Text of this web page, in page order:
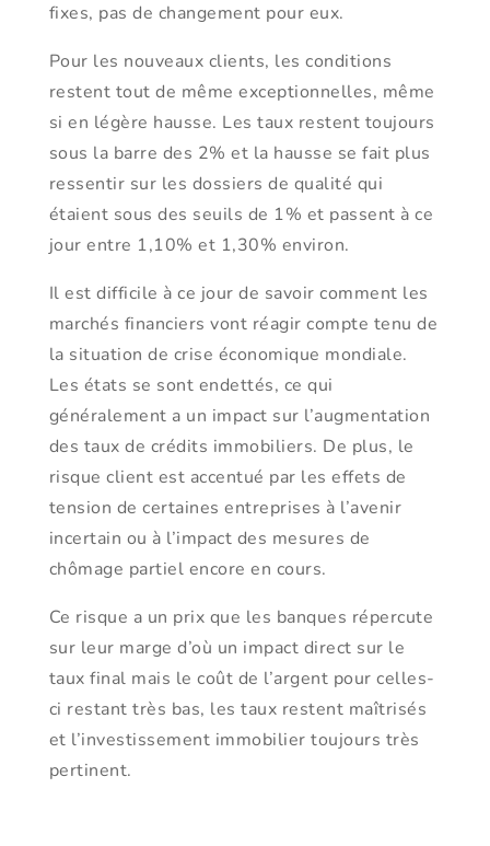
fixes, pas de changement pour eux.
Pour les nouveaux clients, les conditions
restent tout de même exceptionnelles, même
si en légère hausse. Les taux restent toujours
sous la barre des 2% et la hausse se fait plus
ressentir sur les dossiers de qualité qui
étaient sous des seuils de 1% et passent à ce
jour entre 1,10% et 1,30% environ.
Il est difficile à ce jour de savoir comment les
marchés financiers vont réagir compte tenu de
la situation de crise économique mondiale.
Les états se sont endettés, ce qui
généralement a un impact sur l’augmentation
des taux de crédits immobiliers. De plus, le
risque client est accentué par les effets de
tension de certaines entreprises à l’avenir
incertain ou à l’impact des mesures de
chômage partiel encore en cours.
Ce risque a un prix que les banques répercute
sur leur marge d’où un impact direct sur le
taux final mais le coût de l’argent pour celles-
ci restant très bas, les taux restent maîtrisés
et l’investissement immobilier toujours très
pertinent.